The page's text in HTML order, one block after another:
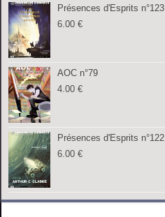
Présences d'Esprits n°123
6.00€
AOC n°79
4.00€
Présences d'Esprits n°122
6.00€